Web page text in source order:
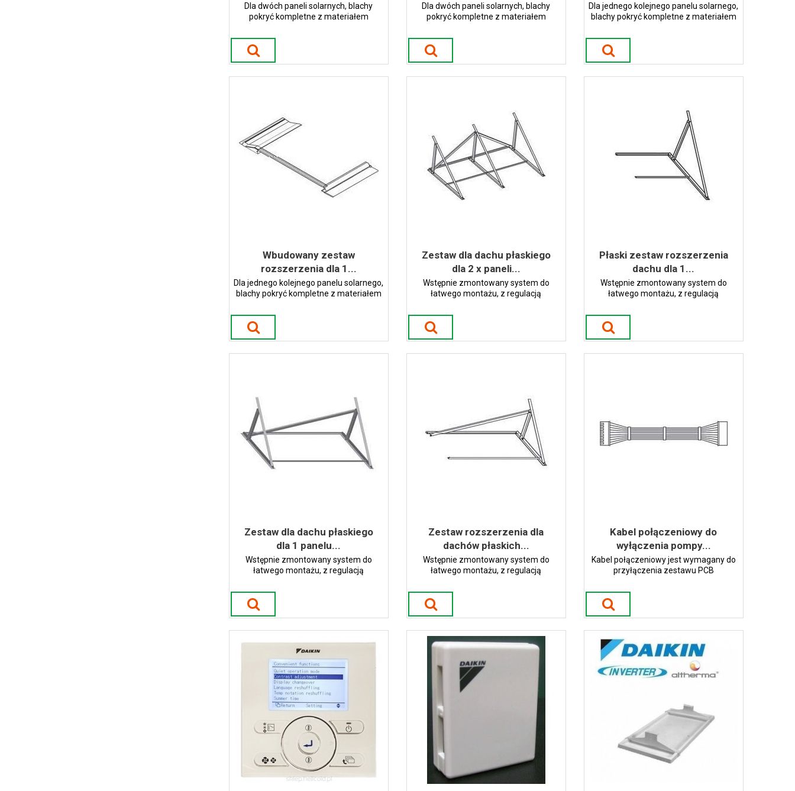
Dla dwóch paneli solarnych, blachy
pokryć kompletne z materiałem
Dla dwóch paneli solarnych, blachy
pokryć kompletne z materiałem
Dla jednego kolejnego panelu solarnego,
blachy pokryć kompletne z materiałem
Wbudowany zestaw
rozszerzenia dla 1...
Dla jednego kolejnego panelu solarnego,
blachy pokryć kompletne z materiałem
Zestaw dla dachu płaskiego
dla 2 x paneli...
Wstępnie zmontowany system do
łatwego montażu, z regulacją
pomiędzy 30 -60 stopni.
Płaski zestaw rozszerzenia
dachu dla 1...
Wstępnie zmontowany system do
łatwego montażu, z regulacją
pomiędzy 30 -60 stopni.
Zestaw dla dachu płaskiego
dla 1 panelu...
Wstępnie zmontowany system do
łatwego montażu, z regulacją
pomiędzy 30 -60 stopni.
Zestaw rozszerzenia dla
dachów płaskich...
Wstępnie zmontowany system do
łatwego montażu, z regulacją
pomiędzy 30 -60 stopni.
Kabel połączeniowy do
wyłączenia pompy...
Kabel połączeniowy jest wymagany do
przyłączenia zestawu PCB
ciepła. UWAGA: Konieczne zamówienie